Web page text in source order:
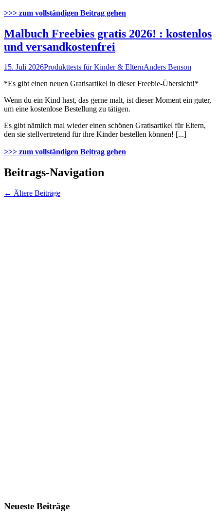
>>> zum vollständigen Beitrag gehen
Malbuch Freebies gratis 2026! : kostenlos
und versandkostenfrei
15. Juli 2026Produkttests für Kinder & ElternAnders Benson
*Es gibt einen neuen Gratisartikel in dieser Freebie-Übersicht!*
Wenn du ein Kind hast, das gerne malt, ist dieser Moment ein guter,
um eine kostenlose Bestellung zu tätigen.
Es gibt nämlich mal wieder einen schönen Gratisartikel für Eltern,
den sie stellvertretend für ihre Kinder bestellen können! [...]
>>> zum vollständigen Beitrag gehen
Beitrags-Navigation
← Ältere Beiträge
Neueste Beiträge